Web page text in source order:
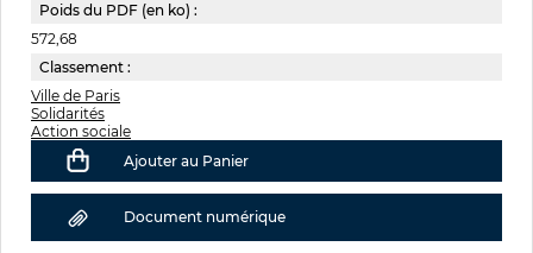
Poids du PDF (en ko) :
572,68
Classement :
Ville de Paris
Solidarités
Action sociale
Ajouter au Panier
Document numérique